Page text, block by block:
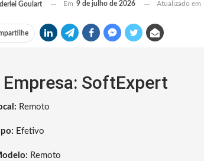
Goulart Em 9 de julho de 2026 Atualizado em
Empresa: SoftExpert
Remoto
Efetivo
Remoto